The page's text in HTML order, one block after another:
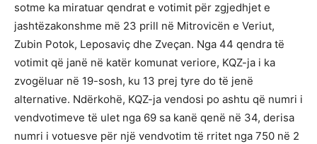
sotme ka miratuar qendrat e votimit për zgjedhjet e
jashtëzakonshme më 23 prill në Mitrovicën e Veriut,
Zubin Potok, Leposaviç dhe Zveçan. Nga 44 qendra të
votimit që janë në katër komunat veriore, KQZ-ja i ka
zvogëluar në 19-sosh, ku 13 prej tyre do të jenë
alternative. Ndërkohë, KQZ-ja vendosi po ashtu që numri i
vendvotimeve të ulet nga 69 sa kanë qenë në 34, derisa
numri i votuesve për një vendvotim të rritet nga 750 në 2